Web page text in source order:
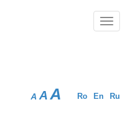
Ro En Ru
A A A